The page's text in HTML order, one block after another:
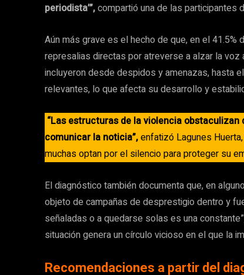
periodista’”,compartió una de las participantes
Aún más grave es el hecho de que, en el
represalias directas por atreverse a alzar la
incluyeron desde despidos y amenazas, hasta
relevantes, lo que afecta su desarrollo y
“Las estructuras de la violencia
comunicar la noticia”,enfatizó Lagunes
muchas optan por el silencio para proteger su
El diagnóstico también documenta que, en
objeto de campañas de desprestigio dentro y
señaladas o a quedarse solas es una
situación genera un círculo vicioso en el que la
Recomendaciones a partir del